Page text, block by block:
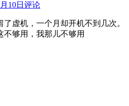
10日 评论
虚机，一个月却开机不到几次。
够用，我那儿不够用